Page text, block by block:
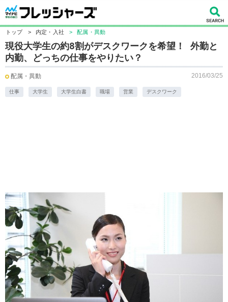
トップ > 内定・入社 > 配属・異動
現役大学生の約8割がデスクワークを希望！ 外勤と
内勤、どっちの仕事をやりたい？
配属・異動 2016/03/25
仕事 大学生 大学生白書 職場 営業 デスクワーク